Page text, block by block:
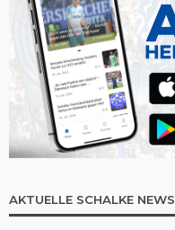
AKTUELLE SCHALKE NEWS